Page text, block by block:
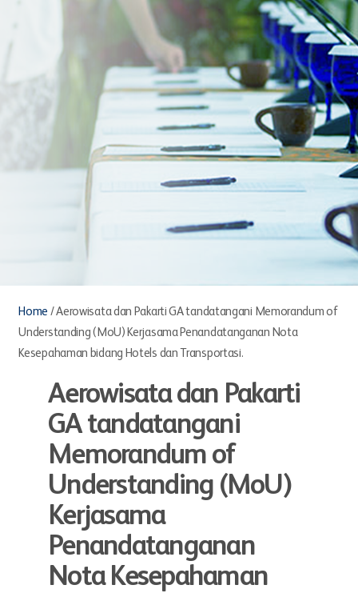
Home /Aerowisata dan Pakarti GA tandatangani Memorandum of
Understanding (MoU) Kerjasama Penandatanganan Nota
Kesepahaman bidang Hotels dan Transportasi.
Aerowisata dan Pakarti
GA tandatangani
Memorandum of
Understanding (MoU)
Kerjasama
Penandatanganan
Nota Kesepahaman